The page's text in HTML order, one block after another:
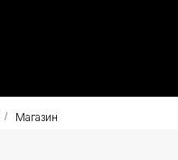
/ Магазин